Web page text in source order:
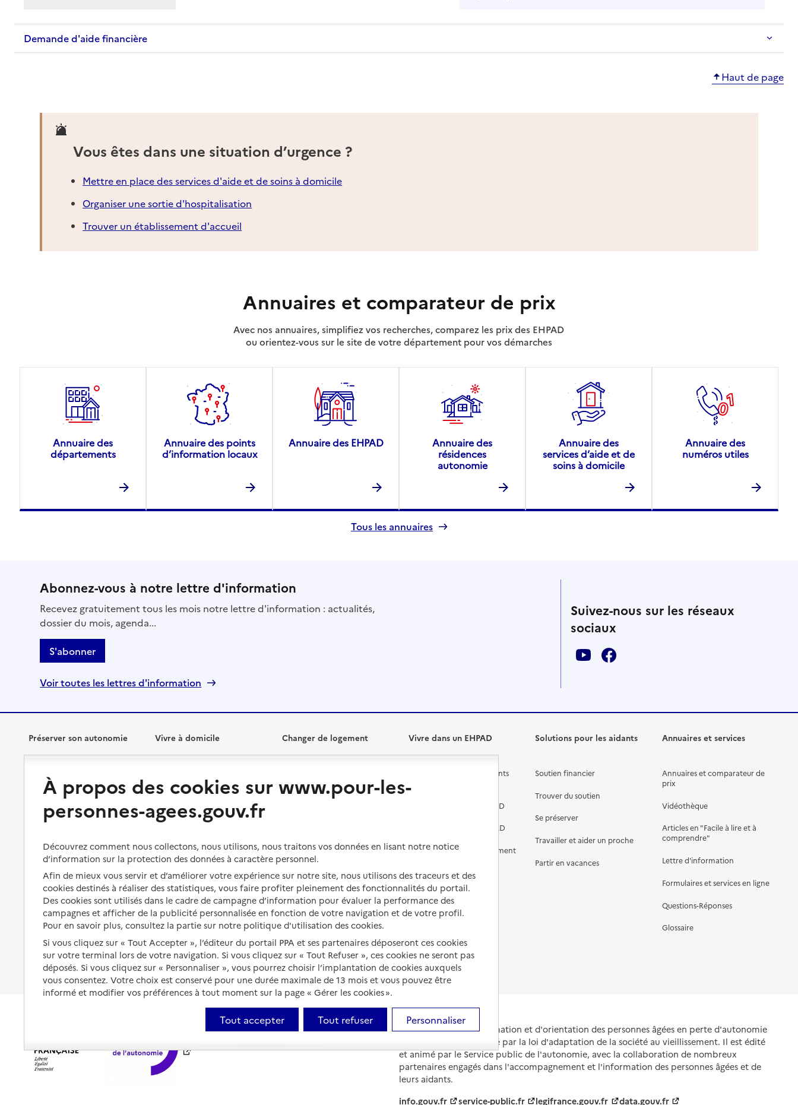
Demande d'aide financière
Haut de page
Vous êtes dans une situation d’urgence ?
Mettre en place des services d'aide et de soins à domicile
Organiser une sortie d'hospitalisation
Trouver un établissement d'accueil
Annuaires et comparateur de prix
Avec nos annuaires, simplifiez vos recherches, comparez les prix des EHPAD
ou orientez-vous sur le site de votre département pour vos démarches
Annuaire des
départements
Annuaire des points
d’information locaux
Annuaire des EHPAD
Annuaire des
résidences
autonomie
Annuaire des
services d’aide et de
soins à domicile
Annuaire des
numéros utiles
Tous les annuaires
Abonnez-vous à notre lettre d'information
Recevez gratuitement tous les mois notre lettre d'information : actualités,
dossier du mois, agenda...
S'abonner
Voir toutes les lettres d'information
Suivez-nous sur les réseaux
sociaux
Préserver son autonomie
et droits
s'équiper
santé
Organiser à l'avance sa propre
protection
Les mesures de protection
Les obligations de la famille
À qui s’adresser ?
Les politiques du grand âge
Vivre à domicile
Bénéficier de soins à domicile
Aides financières
Partager son logement
Vivre à domicile avec une
maladie ou un handicap
Être hospitalisé
Fin de vie à domicile
Changer de logement
Vivre dans une résidence avec
Vivre en accueil familial
Autres solutions de logement
Vivre dans un EHPAD
Les différents établissements
Préparer l'entrée en EHPAD
Aides financières en EHPAD
Prévention, accompagnement
Comprendre les prix en
EHPAD
Droits en EHPAD
Fin de vie en EHPAD
Solutions pour les aidants
Soutien financier
Trouver du soutien
Se préserver
Travailler et aider un proche
Partir en vacances
Annuaires et services
Annuaires et comparateur de
prix
Vidéothèque
Articles en "Facile à lire et à
comprendre"
Lettre d'information
Formulaires et services en ligne
Questions-Réponses
Glossaire
Portail national d'information et d'orientation des personnes âgées en perte d'autonomie
et de leurs proches, créé par la loi d'adaptation de la société au vieillissement. Il est édité
et animé par le Service public de l'autonomie, avec la collaboration de nombreux
partenaires engagés dans l'accompagnement et l'information des personnes âgées et de
leurs aidants.
info.gouv.fr
service-public.fr legifrance.gouv.fr data.gouv.fr
À propos des cookies sur www.pour-les-
personnes-agees.gouv.fr
Découvrez comment nous collectons, nous utilisons, nous traitons vos données en lisant notre notice
d’information sur la protection des données à caractère personnel.
Afin de mieux vous servir et d’améliorer votre expérience sur notre site, nous utilisons des traceurs et des
cookies destinés à réaliser des statistiques, vous faire profiter pleinement des fonctionnalités du portail.
Des cookies sont utilisés dans le cadre de campagne d’information pour évaluer la performance des
campagnes et afficher de la publicité personnalisée en fonction de votre navigation et de votre profil.
Pour en savoir plus, consultez la partie sur notre politique d'utilisation des cookies.
Si vous cliquez sur « Tout Accepter », l’éditeur du portail PPA et ses partenaires déposeront ces cookies
sur votre terminal lors de votre navigation. Si vous cliquez sur « Tout Refuser », ces cookies ne seront pas
déposés. Si vous cliquez sur « Personnaliser », vous pourrez choisir l’implantation de cookies auxquels
vous consentez. Votre choix est conservé pour une durée maximale de 13 mois et vous pouvez être
informé et modifier vos préférences à tout moment sur la page « Gérer les cookies ».
Tout accepter Tout refuser Personnaliser